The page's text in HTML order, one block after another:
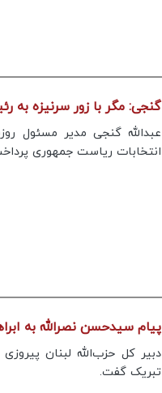
گنجی: مگر با زور سرنیزه به
عبدالله گنجی مدیر مسئول
انتخابات ریاست جمهوری
پیام سیدحسن نصرالله به
دبیر کل حزب‌الله لبنان
تبریک گفت.